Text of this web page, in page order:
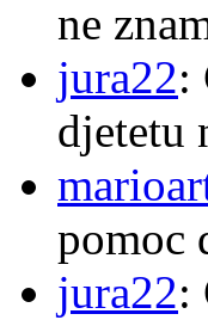
ne
jura22:
djetetu
pomoc
jura22: